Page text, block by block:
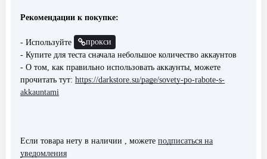
Рекомендации к покупке:
- Используйте
прокси
- Купите для теста сначала небольшое количество аккаунтов
- О том, как правильно использовать аккаунты, можете
прочитать тут: https://darkstore.su/page/sovety-po-rabote-s-
akkauntami
Если товара нету в наличии , можете подписаться на
уведомления